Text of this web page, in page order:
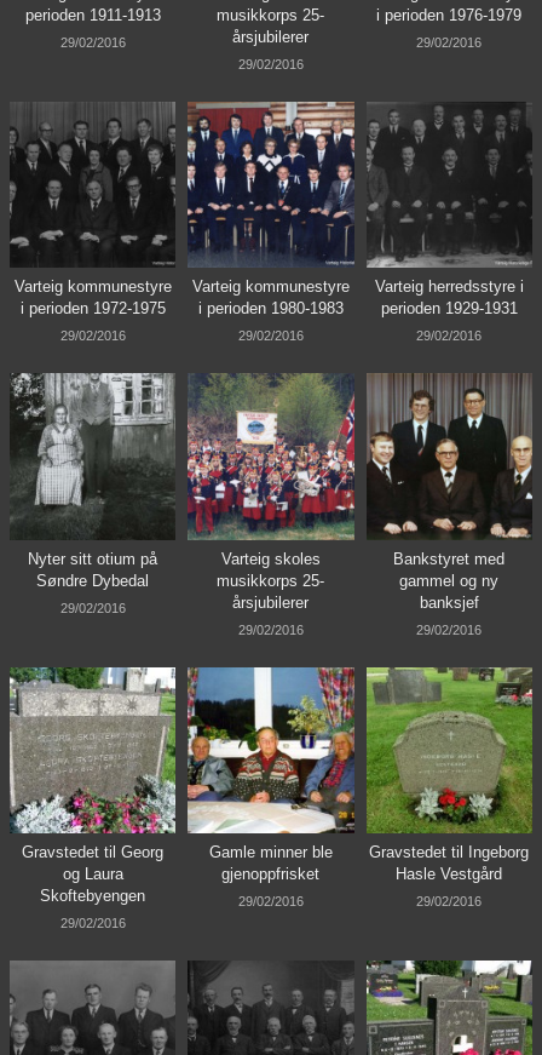
perioden 1911-1913
29/02/2016
musikkorps 25-
årsjubilerer
29/02/2016
i perioden 1976-1979
29/02/2016
Varteig kommunestyre
i perioden 1972-1975
29/02/2016
Varteig kommunestyre
i perioden 1980-1983
29/02/2016
Varteig herredsstyre i
perioden 1929-1931
29/02/2016
Nyter sitt otium på
Søndre Dybedal
29/02/2016
Varteig skoles
musikkorps 25-
årsjubilerer
29/02/2016
Bankstyret med
gammel og ny
banksjef
29/02/2016
Gravstedet til Georg
og Laura
Skoftebyengen
29/02/2016
Gamle minner ble
gjenoppfrisket
29/02/2016
Gravstedet til Ingeborg
Hasle Vestgård
29/02/2016